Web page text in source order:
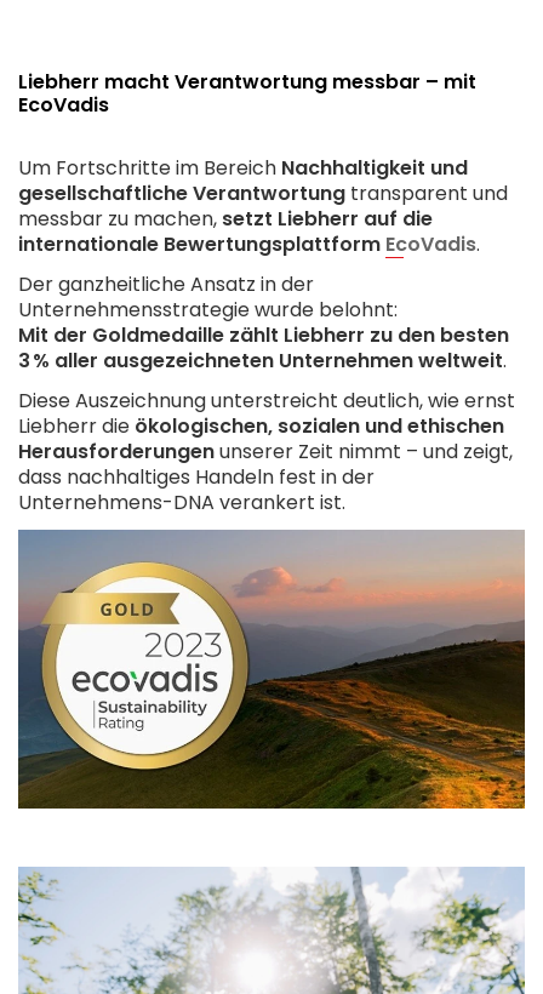
Liebherr macht Verantwortung messbar – mit
EcoVadis
Um Fortschritte im Bereich Nachhaltigkeit und
gesellschaftliche Verantwortung transparent und
messbar zu machen, setzt Liebherr auf die
internationale Bewertungsplattform EcoVadis.
Der ganzheitliche Ansatz in der
Unternehmensstrategie wurde belohnt:
Mit der Goldmedaille zählt Liebherr zu den besten
3 % aller ausgezeichneten Unternehmen weltweit.
Diese Auszeichnung unterstreicht deutlich, wie ernst
Liebherr die ökologischen, sozialen und ethischen
Herausforderungenunserer Zeit nimmt – und zeigt,
dass nachhaltiges Handeln fest in der
Unternehmens-DNA verankert ist.